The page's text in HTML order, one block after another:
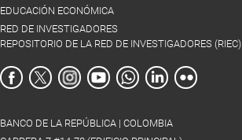
EDUCACIÓN ECONÓMICA
RED DE INVESTIGADORES
REPOSITORIO DE LA RED DE INVESTIGADORES (RIEC)
BANCO DE LA REPÚBLICA | COLOMBIA